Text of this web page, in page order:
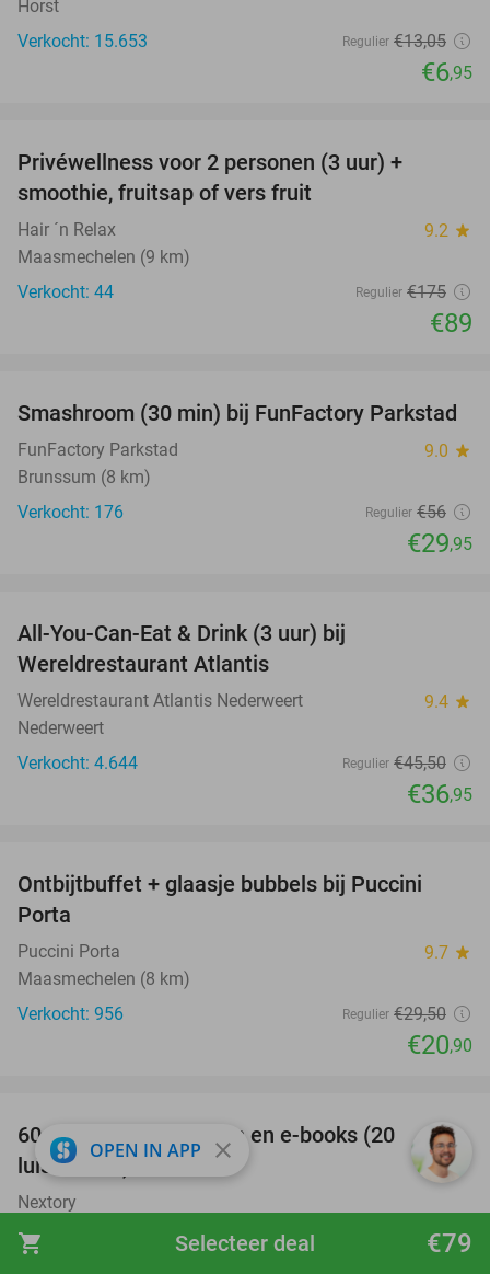
shopping_cart €79
Selecteer deal
Horst
Verkocht: 15.653
Regulier €13,05
€6,95
Privéwellness voor 2 personen (3 uur) +
smoothie, fruitsap of vers fruit
Hair ´n Relax 9.2 star
Maasmechelen (9 km)
Verkocht: 44
Regulier €175
€89
47%
Smashroom (30 min) bij FunFactory Parkstad
FunFactory Parkstad 9.0 star
Brunssum (8 km)
Verkocht: 176
Regulier €56
€29,95
All-You-Can-Eat & Drink (3 uur) bij
Wereldrestaurant Atlantis
Wereldrestaurant Atlantis Nederweert 9.4 star
Nederweert
Verkocht: 4.644
Regulier €45,50
€36,95
Ontbijtbuffet + glaasje bubbels bij Puccini
Porta
Puccini Porta 9.7 star
Maasmechelen (8 km)
Verkocht: 956
Regulier €29,50
€20,90
100%
60 dagen luisterboeken en e-books (20
luisteruren)
Nextory
Amsterdam
OPEN IN APP close